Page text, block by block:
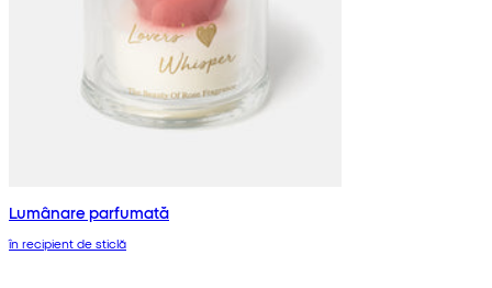
Lumânare parfumată
în recipient de sticlă